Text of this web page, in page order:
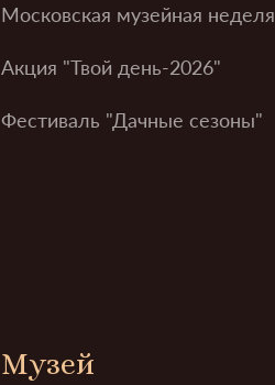
Московская музейная неделя
Акция "Твой день-2026"
Фестиваль "Дачные сезоны"
Музей